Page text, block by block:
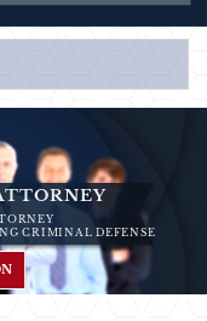
CRIMINAL DEFENSE